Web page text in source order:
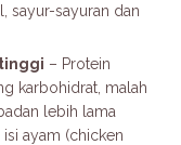
sayur-sayuran dan
– Protein
karbohidrat, malah
lebih lama
ayam (chicken